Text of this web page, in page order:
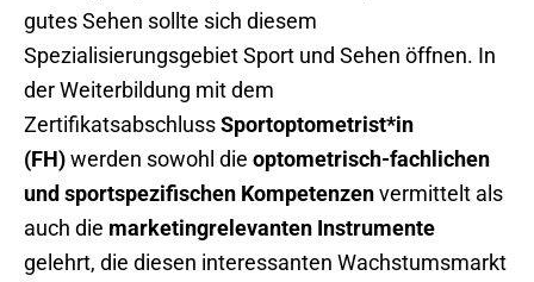
gutes Sehen sollte sich diesem
Spezialisierungsgebiet Sport und Sehen öffnen. In
der Weiterbildung mit dem
ZertifikatsabschlussSportoptometrist*in
(FH)werden sowohl die optometrisch-fachlichen
und sportspezifischen Kompetenzenvermittelt als
auch die marketingrelevanten Instrumente
gelehrt, die diesen interessanten Wachstumsmarkt